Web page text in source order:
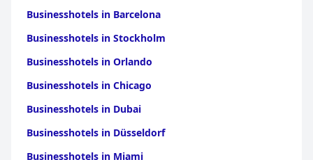
Businesshotels in Barcelona
Businesshotels in Stockholm
Businesshotels in Orlando
Businesshotels in Chicago
Businesshotels in Dubai
Businesshotels in Düsseldorf
Businesshotels in Miami